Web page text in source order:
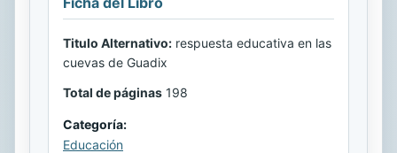
Titulo Alternativo: respuesta educativa en las
cuevas de Guadix
Total de páginas 198
Categoría:
Educación